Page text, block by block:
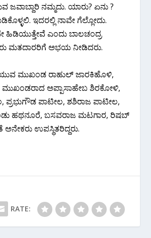
ಜವಾಬ್ದಾರಿ ನಮ್ಮದು. ಯಾರು? ಏನು ?
ಇದರಲ್ಲಿ ನಾವೇ ಗೆಲ್ಲೋದು.
ಹಿಡಿಯುತ್ತೇವೆ ಎಂದು ಬಾಲಚಂದ್ರ
ಮತದಾರರಿಗೆ ಅಭಯ ನೀಡಿದರು.
ಮುಖಂಡ ರಾಹುಲ್‌ ಜಾರಕಿಹೊಳಿ,
ಮುಖಂಡರಾದ ಅಪ್ಪಾಸಾಹೇಬ ಶಿರಕೋಳಿ,
ಪ್ರಭುಗೌಡ ಪಾಟೀಲ, ಶಶಿರಾಜ ಪಾಟೀಲ,
ಹಥನೂರೆ, ಬಸವರಾಜ ಮಟಗಾರ, ರಿಷಬ್
ಉಪಸ್ಥಿತರಿದ್ದರು.
RATE: